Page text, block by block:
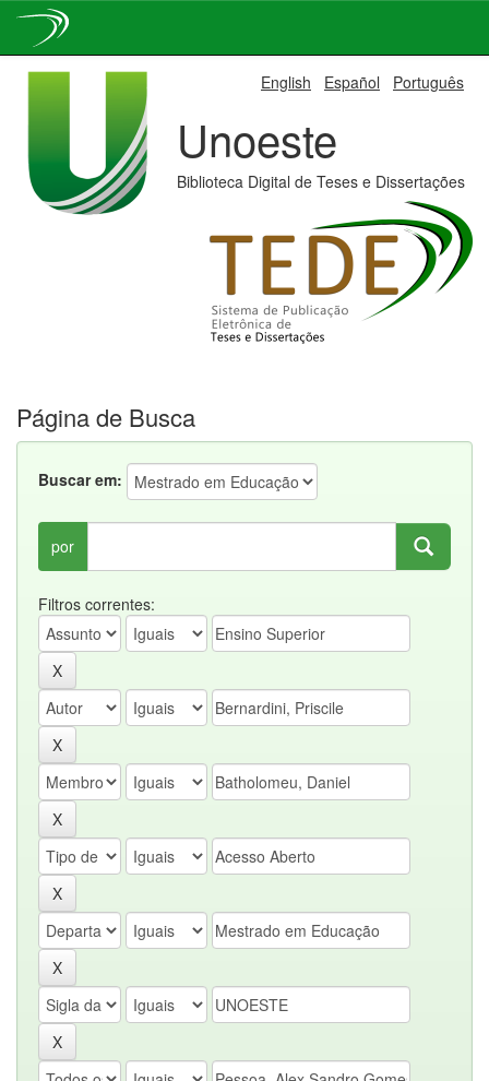
English Español Português
Unoeste
Biblioteca Digital de Teses e Dissertações
Página de Busca
Buscar em:
por
Filtros correntes: